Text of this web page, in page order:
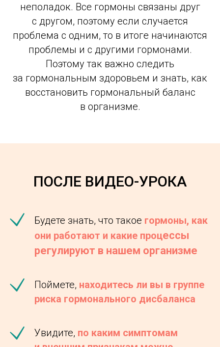
неполадок. Все гормоны связаны друг
с другом, поэтому если случается
проблема с одним, то в итоге начинаются
проблемы и с другими гормонами.
Поэтому так важно следить
за гормональным здоровьем и знать, как
восстановить гормональный баланс
в организме.
ПОСЛЕ ВИДЕО-УРОКА
Будете знать, что такое гормоны, как
они работают и какие процессы
регулируют в нашем организме
Поймете, находитесь ли вы в группе
риска гормонального дисбаланса
Увидите, по каким симптомам